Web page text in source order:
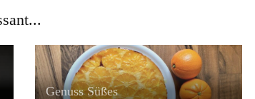
Genuss Süßes